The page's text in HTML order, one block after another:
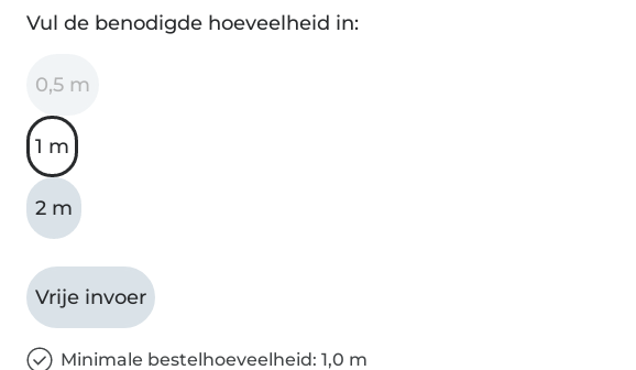
Vul de benodigde hoeveelheid in:
0,5 m
1 m
2 m
Vrije invoer
Minimale bestelhoeveelheid: 1,0 m